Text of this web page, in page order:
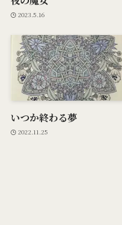
2023.5.16
いつか終わる夢
2022.11.25